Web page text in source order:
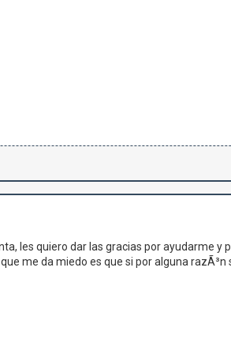
les quiero dar las gracias por ayudarme y
me da miedo es que si por alguna